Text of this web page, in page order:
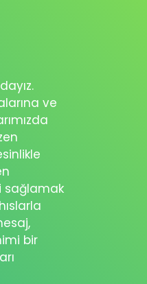
ve
sağlamak
bir